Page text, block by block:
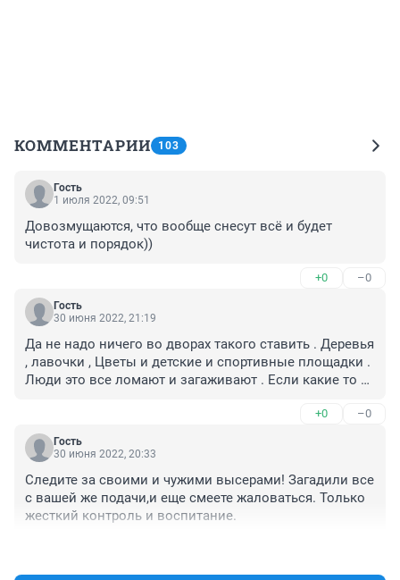
КОММЕНТАРИИ 103
Гость
1 июля 2022, 09:51
Довозмущаются, что вообще снесут всё и будет
чистота и порядок))
+0 –0
Гость
30 июня 2022, 21:19
Да не надо ничего во дворах такого ставить . Деревья
, лавочки , Цветы и детские и спортивные площадки .
Люди это все ломают и загаживают . Если какие то
чтобы видеонаблюдение было , полицейский патруль
. А так , для кого все это ? И кто должен платить ?
Точно не город . Мы из центра не поедем вашими
за обслуживание .
+0 –0
Гость
30 июня 2022, 20:33
Следите за своими и чужими высерами! Загадили все
с вашей же подачи,и еще смеете жаловаться. Только
жесткий контроль и воспитание.